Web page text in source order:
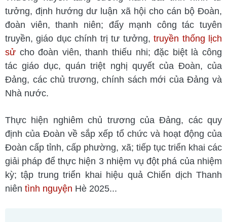
tưởng, định hướng dư luận xã hội cho cán bộ Đoàn,
đoàn viên, thanh niên; đẩy mạnh công tác tuyên
truyền, giáo dục chính trị tư tưởng,truyền thống lịch
sử cho đoàn viên, thanh thiếu nhi; đặc biệt là công
tác giáo dục, quán triệt nghị quyết của Đoàn, của
Đảng, các chủ trương, chính sách mới của Đảng và
Nhà nước.
Thực hiện nghiêm chủ trương của Đảng, các quy
định của Đoàn về sắp xếp tổ chức và hoạt động của
Đoàn cấp tỉnh, cấp phường, xã; tiếp tục triển khai các
giải pháp để thực hiện 3 nhiệm vụ đột phá của nhiệm
kỳ; tập trung triển khai hiệu quả Chiến dịch Thanh
niên tình nguyện Hè 2025...